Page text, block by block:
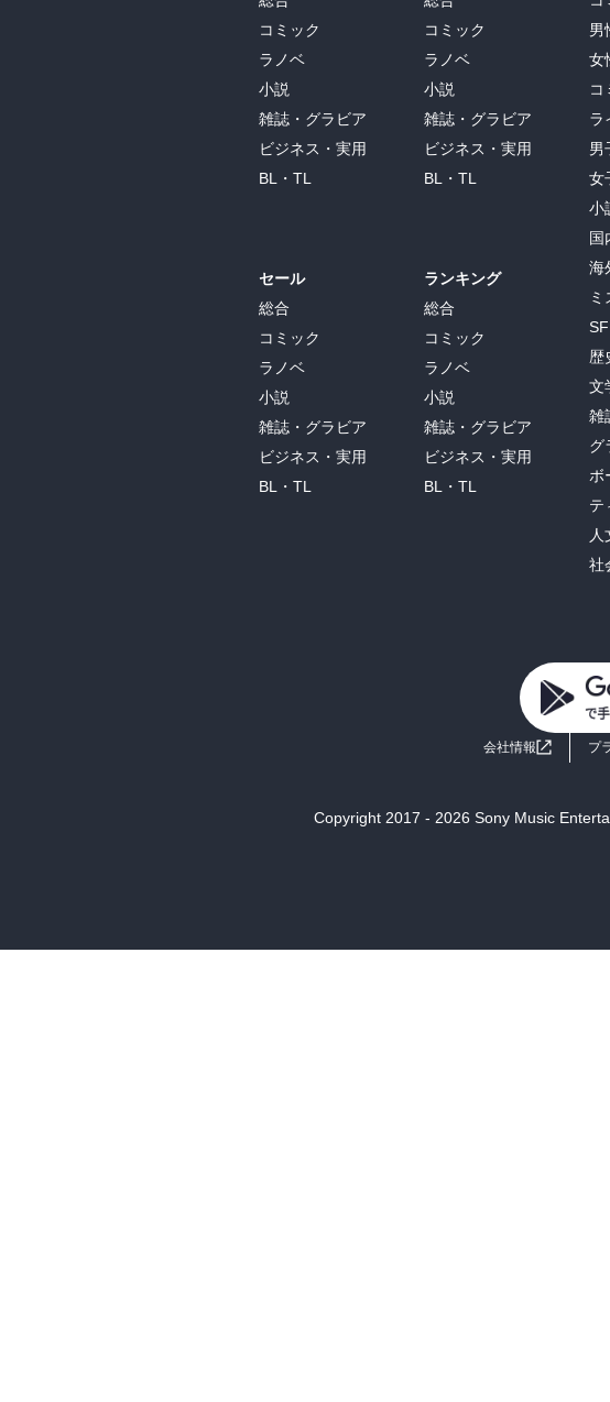
コミック
ラノベ
小説
雑誌・グラビア
ビジネス・実用
BL・TL
セール
総合
コミック
ラノベ
小説
雑誌・グラビア
ビジネス・実用
BL・TL
コミック
ラノベ
小説
雑誌・グラビア
ビジネス・実用
BL・TL
ランキング
総合
コミック
ラノベ
小説
雑誌・グラビア
ビジネス・実用
BL・TL
男
女
コ
ラ
男
女
小
国
海
ミ
SF
歴
文
雑
グ
ボ
テ
人
社
会社情報 プ
Copyright 2017 - 2026 Sony Music